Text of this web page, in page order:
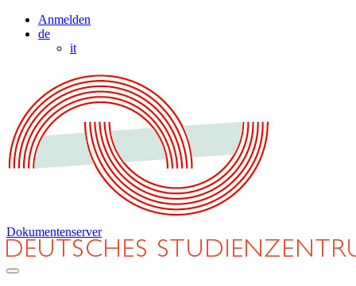
Anmelden
de
it
Dokumentenserver